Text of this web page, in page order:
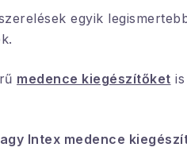
egyik
medence kiegészítőket
Intex medence